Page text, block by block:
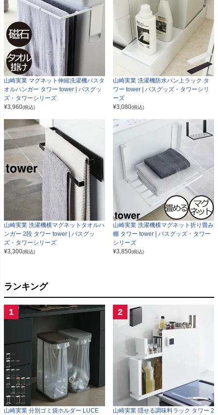
山崎実業 マグネット伸縮洗濯機バスタ
オルハンガー タワー tower | バスグッ
ズ・タワーシリーズ
¥3,960(税込)
山崎実業 洗濯機防水パン上ラック タ
ワー tower | バスグッズ・タワーシリ
ーズ
¥3,080(税込)
山崎実業 洗濯機横マグネットタオルハ
ンガー 2段 タワー tower | バスグッ
ズ・タワーシリーズ
¥3,300(税込)
山崎実業 洗濯機横マグネット折り畳み
棚 タワー tower | バスグッズ・タワー
シリーズ
¥3,850(税込)
ランキング
1
山崎実業 分別ゴミ袋ホルダー LUCE
2
山崎実業 隠せる調味料ラック タワー 2